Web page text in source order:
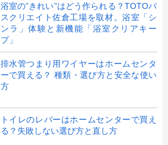
浴室の”きれい”はどう作られる？TOTOバ
スクリエイト佐倉工場を取材。浴室「シ
ンラ」体験と新機能「浴室クリアキー
プ」
排水管つまり用ワイヤーはホームセンタ
ーで買える？ 種類・選び方と安全な使い
方
トイレのレバーはホームセンターで買え
る？失敗しない選び方と直し方